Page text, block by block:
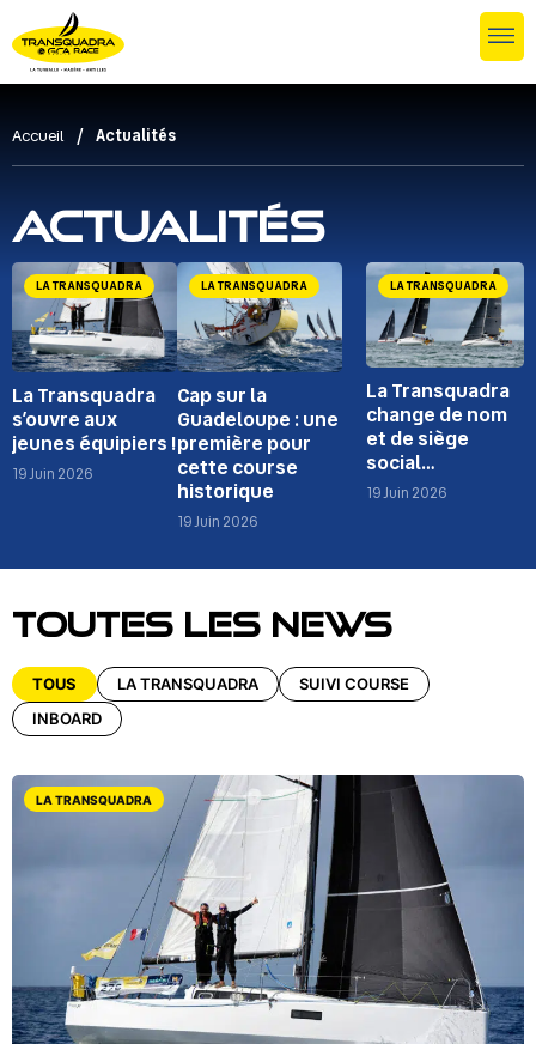
Accueil / Actualités
Actualités
LA TRANSQUADRA
La Transquadra
s’ouvre aux
jeunes équipiers !
19 Juin 2026
LA TRANSQUADRA
Cap sur la
Guadeloupe : une
première pour
cette course
historique
19 Juin 2026
LA TRANSQUADRA
La Transquadra
change de nom
et de siège
social…
19 Juin 2026
Toutes les news
TOUS LA TRANSQUADRA
SUIVI COURSE
INBOARD
LA TRANSQUADRA